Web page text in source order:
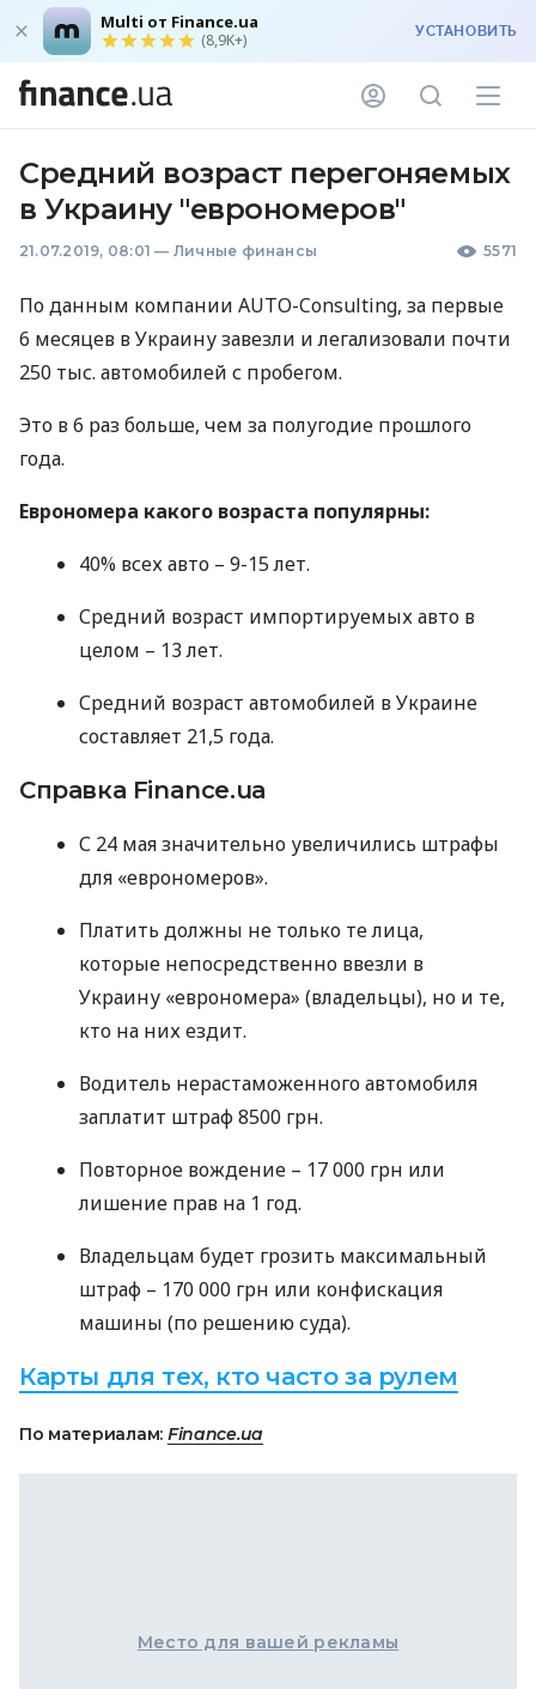
Multi от Finance.ua
(8,9K+) УСТАНОВИТЬ
Средний возраст перегоняемых
в Украину "еврономеров"
21.07.2019, 08:01 — Личные финансы 5571
По данным компании AUTO-Consulting, за первые
6 месяцев в Украину завезли и легализовали почти
250 тыс. автомобилей с пробегом.
Это в 6 раз больше, чем за полугодие прошлого
года.
Еврономера какого возраста популярны:
40% всех авто – 9-15 лет.
Средний возраст импортируемых авто в
целом – 13 лет.
Средний возраст автомобилей в Украине
составляет 21,5 года.
Справка Finance.ua
С 24 мая значительно увеличились штрафы
для «еврономеров».
Платить должны не только те лица,
которые непосредственно ввезли в
Украину «еврономера» (владельцы), но и те,
кто на них ездит.
Водитель нерастаможенного автомобиля
заплатит штраф 8500 грн.
Повторное вождение – 17 000 грн или
лишение прав на 1 год.
Владельцам будет грозить максимальный
штраф – 170 000 грн или конфискация
машины (по решению суда).
Карты для тех, кто часто за рулем
По материалам: Finance.ua
Место для вашей рекламы